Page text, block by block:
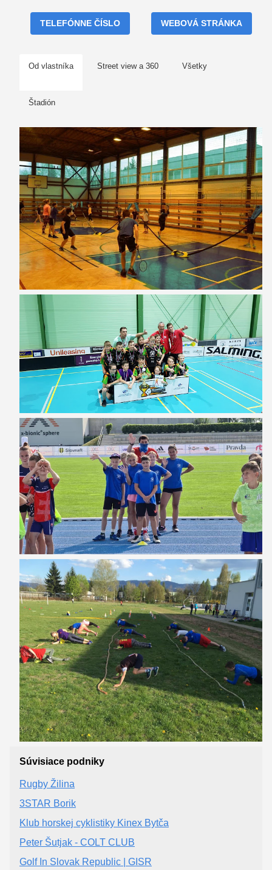
TELEFÓNNE ČÍSLO WEBOVÁ STRÁNKA
Od vlastníka Street view a 360 Všetky
Štadión
Súvisiace podniky
Rugby Žilina
3STAR Borik
Klub horskej cyklistiky Kinex Bytča
Peter Šutjak - COLT CLUB
Golf In Slovak Republic | GISR